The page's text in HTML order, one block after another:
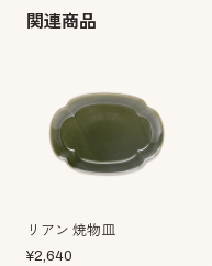
関連商品
リアン 焼物皿
¥2,640